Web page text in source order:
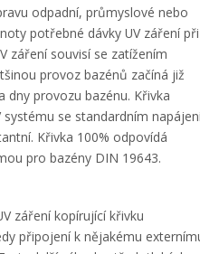
odpadní, průmyslové nebo
potřebné dávky UV záření při
záření souvisí se zatížením
provoz bazénů začíná již
dny provozu bazénu. Křivka
se standardním
Křivka 100% odpovídá
pro bazény DIN 19643.
záření kopírující křivku
připojení k nějakému